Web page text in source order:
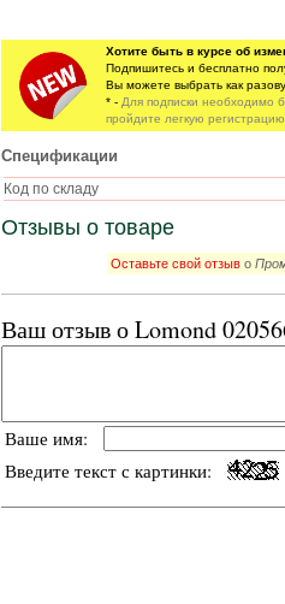
Хотите быть в курсе об
Подпишитесь и бесплатно
Вы можете выбрать как
* - Для подписки необходимо
пройдите легкую регистрацию
Спецификации
Код по складу
Отзывы о товаре
Оставьте свой отзыв о
Ваш отзыв о Lomond
Ваше имя:
Введите текст с картинки: